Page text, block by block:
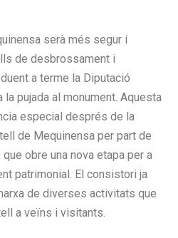
serà més segur i
de desbrossament i
a terme la Diputació
pujada al monument. Aquesta
especial després de la
de Mequinensa per part de
obre una nova etapa per a
patrimonial. El consistori ja
de diverses activitats que
a veïns i visitants.